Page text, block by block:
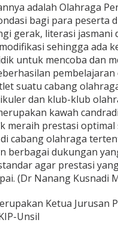
adalah Olahraga
bagi para peserta
gerak, literasi jasmani
sehingga ada
untuk mencoba dan
suatu cabang
dan klub-klub
kawah
meraih prestasi optimal
cabang olahraga
berbagai dukungan
agar prestasi
(Dr Nanang Kusnadi
Ketua Jurusan
Unsil